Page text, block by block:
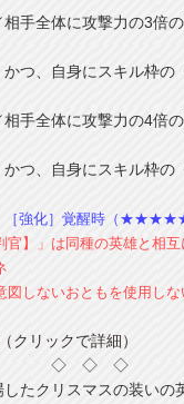
全体に攻撃力の3倍の
キル枠の「攻ア
全体に攻撃力の4倍の
キル枠の「攻ア
［強化］覚醒時（
】」は同種の英雄と相互
しないおともを使用しな
（クリックで詳細）
◇ ◇ ◇
たクリスマスの装いの